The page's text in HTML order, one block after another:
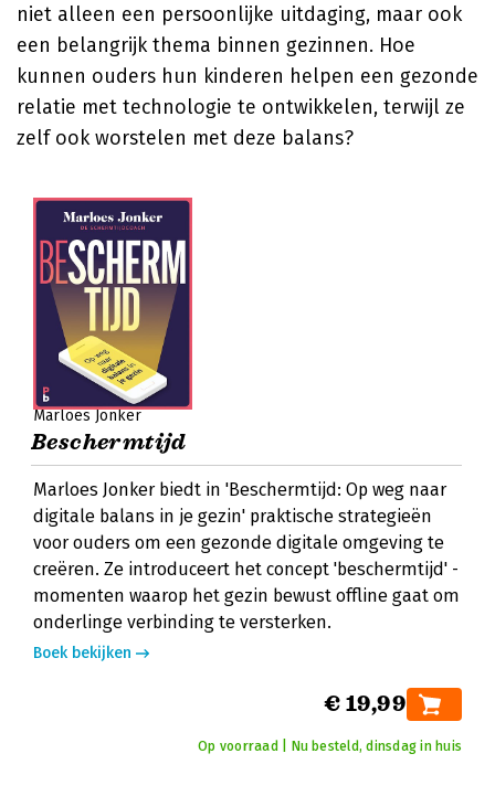
niet alleen een persoonlijke uitdaging, maar ook
een belangrijk thema binnen gezinnen. Hoe
kunnen ouders hun kinderen helpen een gezonde
relatie met technologie te ontwikkelen, terwijl ze
zelf ook worstelen met deze balans?
Marloes Jonker
Beschermtijd
Marloes Jonker biedt in 'Beschermtijd: Op weg naar
digitale balans in je gezin' praktische strategieën
voor ouders om een gezonde digitale omgeving te
creëren. Ze introduceert het concept 'beschermtijd' -
momenten waarop het gezin bewust offline gaat om
onderlinge verbinding te versterken.
Boek bekijken
€ 19,99
Op voorraad | Nu besteld, dinsdag in huis